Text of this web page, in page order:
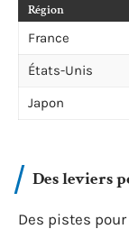
Région
France
États-Unis
Japon
Des leviers
Des pistes